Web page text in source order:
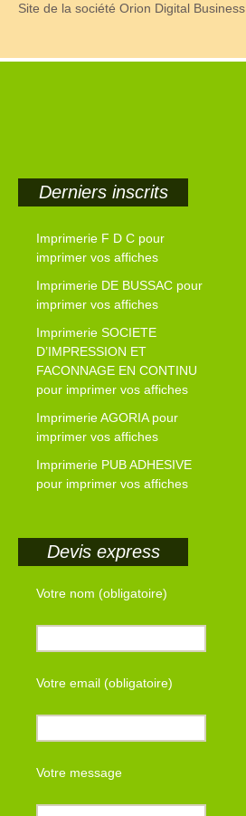
Site de la société Orion Digital Business
Derniers inscrits
Imprimerie F D C pour
imprimer vos affiches
Imprimerie DE BUSSAC pour
imprimer vos affiches
Imprimerie SOCIETE
D’IMPRESSION ET
FACONNAGE EN CONTINU
pour imprimer vos affiches
Imprimerie AGORIA pour
imprimer vos affiches
Imprimerie PUB ADHESIVE
pour imprimer vos affiches
Devis express
Votre nom (obligatoire)
Votre email (obligatoire)
Votre message